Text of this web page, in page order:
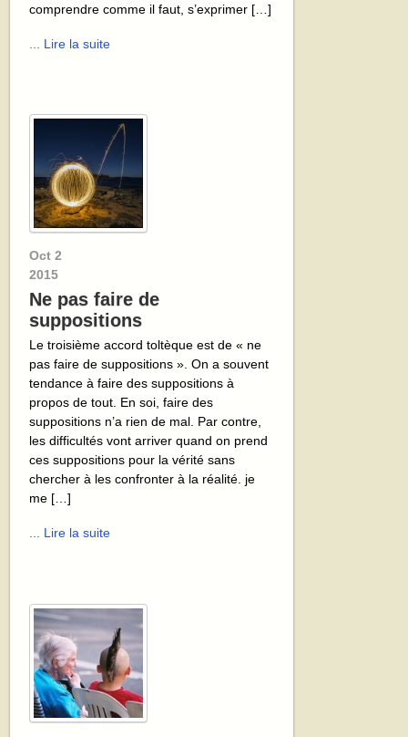
comprendre comme il faut, s’exprimer […]
... Lire la suite
Oct 2
2015
Ne pas faire de
suppositions
Le troisième accord toltèque est de « ne
pas faire de suppositions ». On a souvent
tendance à faire des suppositions à
propos de tout. En soi, faire des
suppositions n’a rien de mal. Par contre,
les difficultés vont arriver quand on prend
ces suppositions pour la vérité sans
chercher à les confronter à la réalité. je
me […]
... Lire la suite